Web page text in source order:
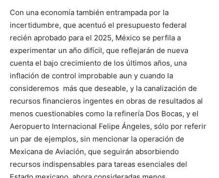
Con una economía también entrampada por la
incertidumbre, que acentuó el presupuesto federal
recién aprobado para el 2025, México se perfila a
experimentar un año difícil, que reflejarán de nueva
cuenta el bajo crecimiento de los últimos años, una
inflación de control improbable aun y cuando la
consideremos más que deseable, y la canalización de
recursos financieros ingentes en obras de resultados al
menos cuestionables como la refinería Dos Bocas, y el
Aeropuerto Internacional Felipe Ángeles, sólo por referir
un par de ejemplos, sin mencionar la operación de
Mexicana de Aviación, que seguirán absorbiendo
recursos indispensables para tareas esenciales del